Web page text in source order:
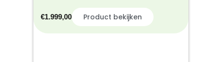
€1.999,00 Product bekijken